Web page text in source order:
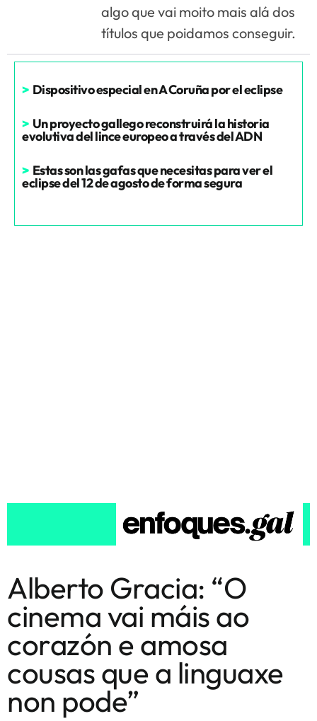
algo que vai moito mais alá dos
títulos que poidamos conseguir.
> Dispositivo especial en A Coruña por el eclipse
> Un proyecto gallego reconstruirá la historia
evolutiva del lince europeo a través del ADN
> Estas son las gafas que necesitas para ver el
eclipse del 12 de agosto de forma segura
Alberto Gracia: “O
cinema vai máis ao
corazón e amosa
cousas que a linguaxe
non pode”